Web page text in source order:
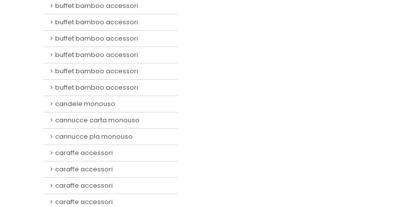
buffet bamboo accessori
buffet bamboo accessori
buffet bamboo accessori
buffet bamboo accessori
buffet bamboo accessori
buffet bamboo accessori
candele monouso
cannucce carta monouso
cannucce pla monouso
caraffe accessori
caraffe accessori
caraffe accessori
caraffe accessori